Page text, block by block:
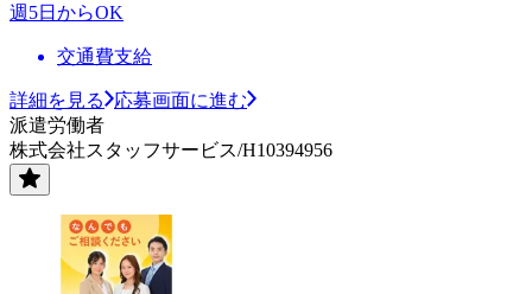
週5日からOK
交通費支給
詳細を見る
応募画面に進む
派遣労働者
株式会社スタッフサービス/H10394956